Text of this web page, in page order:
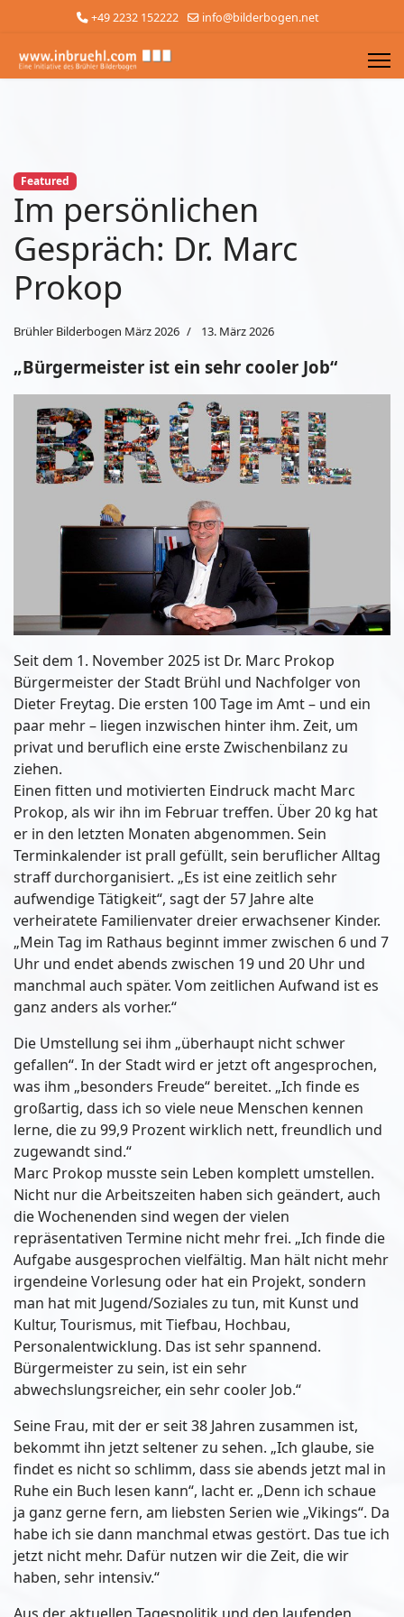
+49 2232 152222 info@bilderbogen.net
Featured
Im persönlichen
Gespräch: Dr. Marc
Prokop
Brühler Bilderbogen März 2026 13. März 2026
„Bürgermeister ist ein sehr cooler Job“
Seit dem 1. November 2025 ist Dr. Marc Prokop
Bürgermeister der Stadt Brühl und Nachfolger von
Dieter Freytag. Die ersten 100 Tage im Amt – und ein
paar mehr – liegen inzwischen hinter ihm. Zeit, um
privat und beruflich eine erste Zwischenbilanz zu
ziehen.
Einen fitten und motivierten Eindruck macht Marc
Prokop, als wir ihn im Februar treffen. Über 20 kg hat
er in den letzten Monaten abgenommen. Sein
Terminkalender ist prall gefüllt, sein beruflicher Alltag
straff durchorganisiert. „Es ist eine zeitlich sehr
aufwendige Tätigkeit“, sagt der 57 Jahre alte
verheiratete Familienvater dreier erwachsener Kinder.
„Mein Tag im Rathaus beginnt immer zwischen 6 und 7
Uhr und endet abends zwischen 19 und 20 Uhr und
manchmal auch später. Vom zeitlichen Aufwand ist es
ganz anders als vorher.“
Die Umstellung sei ihm „überhaupt nicht schwer
gefallen“. In der Stadt wird er jetzt oft angesprochen,
was ihm „besonders Freude“ bereitet. „Ich finde es
großartig, dass ich so viele neue Menschen kennen
lerne, die zu 99,9 Prozent wirklich nett, freundlich und
zugewandt sind.“
Marc Prokop musste sein Leben komplett umstellen.
Nicht nur die Arbeitszeiten haben sich geändert, auch
die Wochenenden sind wegen der vielen
repräsentativen Termine nicht mehr frei. „Ich finde die
Aufgabe ausgesprochen vielfältig. Man hält nicht mehr
irgendeine Vorlesung oder hat ein Projekt, sondern
man hat mit Jugend/Soziales zu tun, mit Kunst und
Kultur, Tourismus, mit Tiefbau, Hochbau,
Personalentwicklung. Das ist sehr spannend.
Bürgermeister zu sein, ist ein sehr
abwechslungsreicher, ein sehr cooler Job.“
Seine Frau, mit der er seit 38 Jahren zusammen ist,
bekommt ihn jetzt seltener zu sehen. „Ich glaube, sie
findet es nicht so schlimm, dass sie abends jetzt mal in
Ruhe ein Buch lesen kann“, lacht er. „Denn ich schaue
ja ganz gerne fern, am liebsten Serien wie „Vikings“. Da
habe ich sie dann manchmal etwas gestört. Das tue ich
jetzt nicht mehr. Dafür nutzen wir die Zeit, die wir
haben, sehr intensiv.“
Aus der aktuellen Tagespolitik und den laufenden